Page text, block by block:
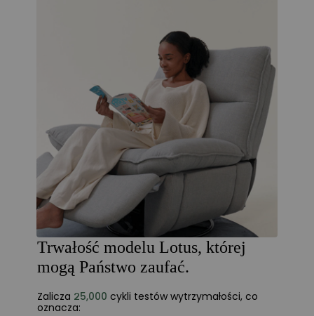
Trwałość modelu Lotus, której
mogą Państwo zaufać.
Zalicza 25,000 cykli testów wytrzymałości, co
oznacza: